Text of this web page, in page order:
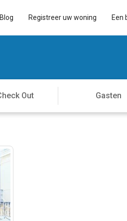
Blog Registreer uw woning Een